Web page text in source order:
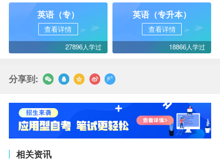
英语（专）
查看详情
27896人学过
英语（专升本）
查看详情
18866人学过
分享到:
相关资讯